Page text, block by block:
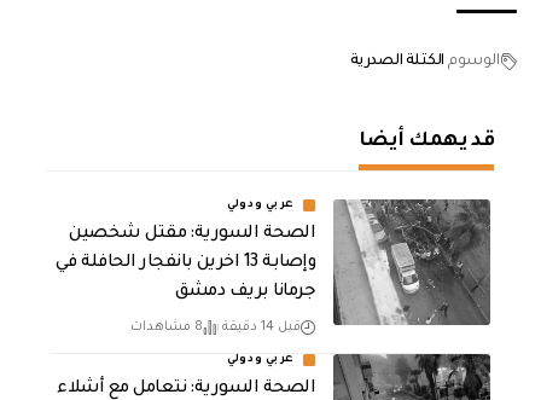
الوسوم الكتلة الصدرية
قد يهمك أيضا
عربي ودولي
الصحة السورية: مقتل شخصين
وإصابة 13 اخرين بانفجار الحافلة في
جرمانا بريف دمشق
قبل 14 دقيقة 8 مشاهدات
عربي ودولي
الصحة السورية: نتعامل مع أشلاء